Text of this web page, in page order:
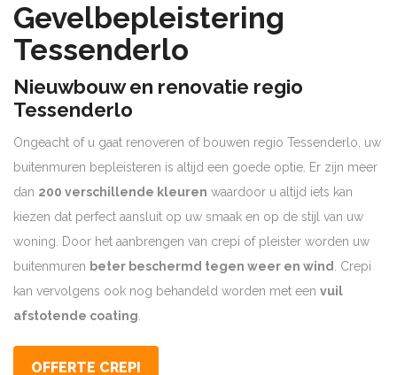
Gevelbepleistering
Tessenderlo
Nieuwbouw en renovatie regio
Tessenderlo
Ongeacht of u gaat renoveren of bouwen regio Tessenderlo, uw
buitenmuren bepleisteren is altijd een goede optie. Er zijn meer
dan 200 verschillende kleuren waardoor u altijd iets kan
kiezen dat perfect aansluit op uw smaak en op de stijl van uw
woning. Door het aanbrengen van crepi of pleister worden uw
buitenmuren beter beschermd tegen weer en wind. Crepi
kan vervolgens ook nog behandeld worden met een vuil
afstotende coating.
OFFERTE CREPI